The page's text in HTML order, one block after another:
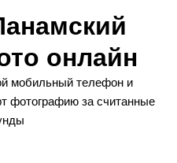
онлайн
мобильный телефон и
фотографию за считанные